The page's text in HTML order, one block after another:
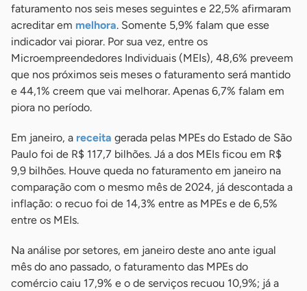
faturamento nos seis meses seguintes e 22,5% afirmaram
acreditar em melhora. Somente 5,9% falam que esse
indicador vai piorar. Por sua vez, entre os
Microempreendedores Individuais (MEIs), 48,6% preveem
que nos próximos seis meses o faturamento será mantido
e 44,1% creem que vai melhorar. Apenas 6,7% falam em
piora no período.
Em janeiro, a receita gerada pelas MPEs do Estado de São
Paulo foi de R$ 117,7 bilhões. Já a dos MEIs ficou em R$
9,9 bilhões. Houve queda no faturamento em janeiro na
comparação com o mesmo mês de 2024, já descontada a
inflação: o recuo foi de 14,3% entre as MPEs e de 6,5%
entre os MEIs.
Na análise por setores, em janeiro deste ano ante igual
mês do ano passado, o faturamento das MPEs do
comércio caiu 17,9% e o de serviços recuou 10,9%; já a